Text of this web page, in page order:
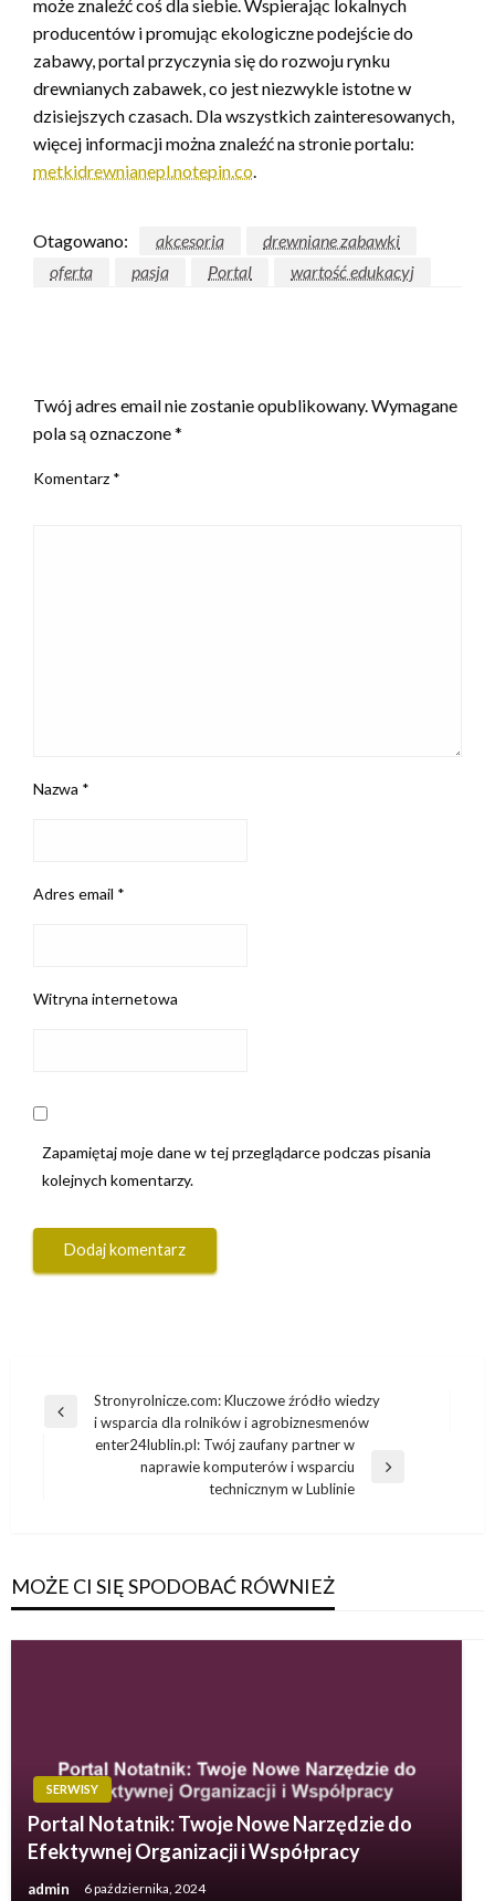
może znaleźć coś dla siebie. Wspierając lokalnych
producentów i promując ekologiczne podejście do
zabawy, portal przyczynia się do rozwoju rynku
drewnianych zabawek, co jest niezwykle istotne w
dzisiejszych czasach. Dla wszystkich zainteresowanych,
więcej informacji można znaleźć na stronie portalu:
metkidrewnianepl.notepin.co.
Otagowano: akcesoria
drewniane zabawki
oferta
pasja Portal wartość edukacyj
Twój adres email nie zostanie opublikowany.Wymagane
pola są oznaczone*
Komentarz *
Nazwa *
Adres email *
Witryna internetowa
Zapamiętaj moje dane w tej przeglądarce podczas pisania
kolejnych komentarzy.
Nawigacja
wpisu
Poprzedni
Stronyrolnicze.com: Kluczowe źródło wiedzy
i wsparcia dla rolników i agrobiznesmenów
enter24lublin.pl: Twój zaufany partner w
naprawie komputerów i wsparciu
technicznym w Lublinie
MOŻE CI SIĘ SPODOBAĆ RÓWNIEŻ
SERWISY
Portal Notatnik: Twoje Nowe Narzędzie do
Efektywnej Organizacji i Współpracy
admin 6 października, 2024